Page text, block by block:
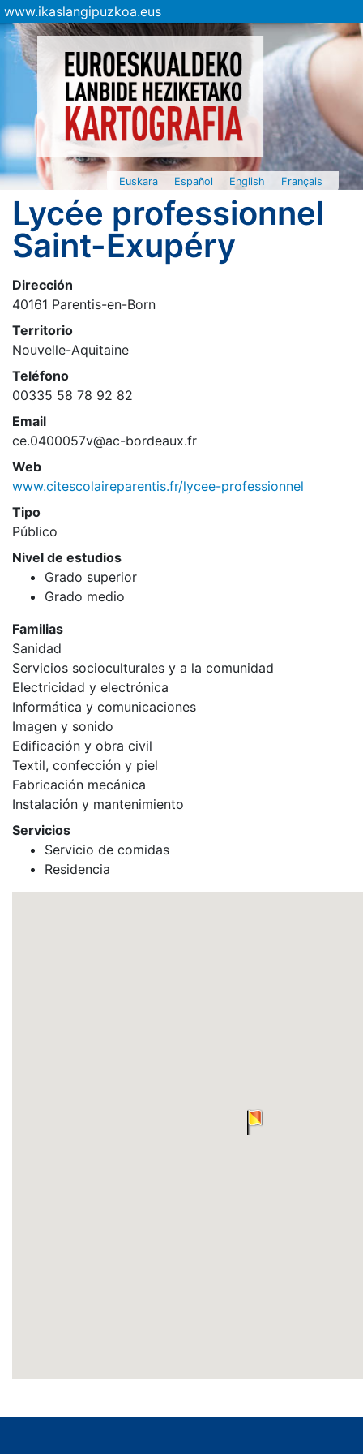
www.ikaslangipuzkoa.eus
Euskara Español English Français
Lycée professionnel
Saint-Exupéry
Dirección
40161 Parentis-en-Born
Territorio
Nouvelle-Aquitaine
Teléfono
00335 58 78 92 82
Email
ce.0400057v@ac-bordeaux.fr
Web
www.citescolaireparentis.fr/lycee-professionnel
Tipo
Público
Nivel de estudios
Grado superior
Grado medio
Familias
Sanidad
Servicios socioculturales y a la comunidad
Electricidad y electrónica
Informática y comunicaciones
Imagen y sonido
Edificación y obra civil
Textil, confección y piel
Fabricación mecánica
Instalación y mantenimiento
Servicios
Servicio de comidas
Residencia